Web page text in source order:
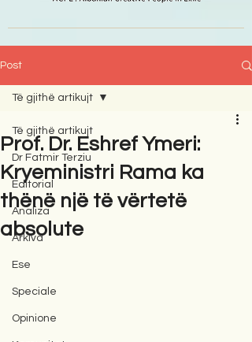
Post
Të gjithë artikujt
Dr Fatmir Terziu
Editorial
Analiza
Arkiva
Ese
Speciale
Opinione
Të gjithë artikujt
Prof. Dr. Eshref Ymeri:
Kryeministri Rama ka
thënë një të vërtetë
absolute